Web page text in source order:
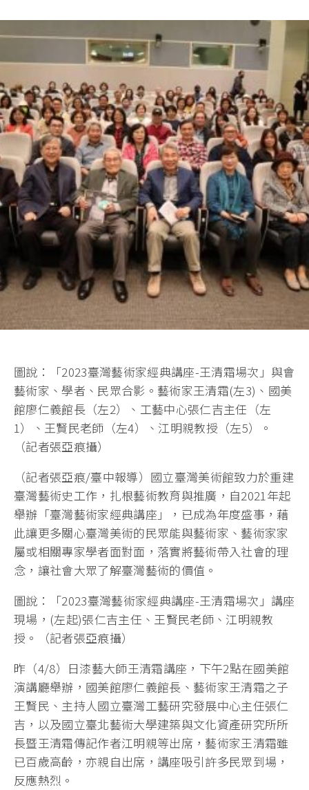
圖說：「2023臺灣藝術家經典講座-王清霜場次」與會
藝術家、學者、民眾合影。藝術家王清霜(左3)、國美
館廖仁義館長（左2）、工藝中心張仁吉主任（左
1）、王賢民老師（左4）、江明親教授（左5）。
（記者張亞痕攝）
（記者張亞痕/臺中報導）國立臺灣美術館致力於重建
臺灣藝術史工作，扎根藝術教育與推廣，自2021年起
舉辦「臺灣藝術家經典講座」，已成為年度盛事，藉
此讓更多關心臺灣美術的民眾能與藝術家、藝術家家
屬或相關專家學者面對面，落實將藝術帶入社會的理
念，讓社會大眾了解臺灣藝術的價值。
圖說：「2023臺灣藝術家經典講座-王清霜場次」講座
現場，(左起)張仁吉主任、王賢民老師、江明親教
授。（記者張亞痕攝）
昨（4/8）日漆藝大師王清霜講座，下午2點在國美館
演講廳舉辦，國美館廖仁義館長、藝術家王清霜之子
王賢民、主持人國立臺灣工藝研究發展中心主任張仁
吉，以及國立臺北藝術大學建築與文化資產研究所所
長暨王清霜傳記作者江明親等出席，藝術家王清霜雖
已百歲高齡，亦親自出席，講座吸引許多民眾到場，
反應熱烈。